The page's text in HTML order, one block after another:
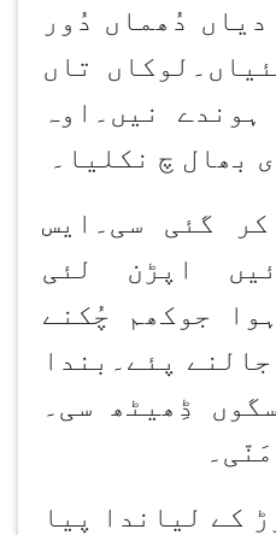
دیاں دُھماں دُور
تاں
نیں۔اوہ
بھال چ نکلیا۔
گئی سی۔ایس
اپڑن لئی
جوکھم چُکنے
پئے۔بندا
ڈِھیٹھ سی۔
کے لیاندا پیا